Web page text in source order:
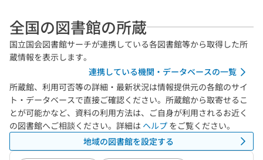
全国の図書館の所蔵
国立国会図書館サーチが連携している各図書館等から取得した所
蔵情報を表示します。
連携している機関・データベースの一覧
所蔵館、利用可否等の詳細・最新状況は情報提供元の各館のサイ
ト・データベースで直接ご確認ください。所蔵館から取寄せるこ
とが可能かなど、資料の利用方法は、ご自身が利用されるお近く
の図書館へご相談ください。詳細は ヘルプ をご覧ください。
地域の図書館を設定する